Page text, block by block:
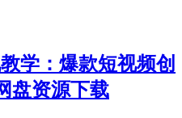
学：爆款短视频创
盘资源下载